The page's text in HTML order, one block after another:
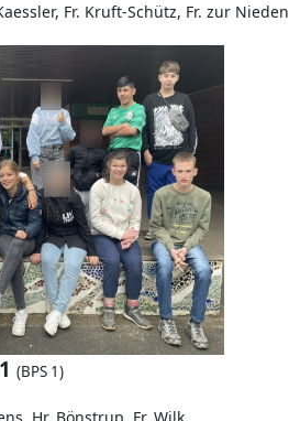
Fr. Kruft-Schütz, Fr. zur Nieden
(BPS 1)
Hr. Bönstrup, Fr. Wilk